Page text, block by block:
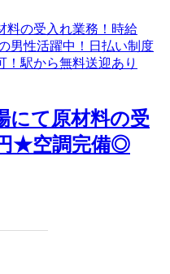
にて原材料の受
★空調完備◎